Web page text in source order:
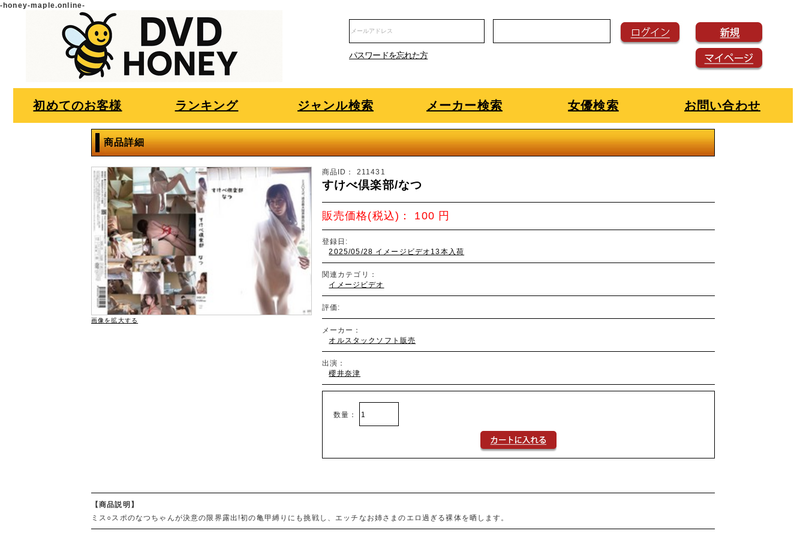
-honey-maple.online-
パスワードを忘れた方
初めてのお客様 ランキング ジャンル検索 メーカー検索 女優検索 お問い合わせ
商品詳細
画像を拡大する
商品ID： 211431
すけべ倶楽部/なつ
販売価格(税込)： 100 円
登録日:
2025/05/28 イメージビデオ13本入荷
関連カテゴリ：
イメージビデオ
評価:
メーカー：
オルスタックソフト販売
出演：
櫻井奈津
数量：
【商品説明】
ミス○スポのなつちゃんが決意の限界露出!初の亀甲縛りにも挑戦し、エッチなお姉さまのエロ過ぎる裸体を晒します。